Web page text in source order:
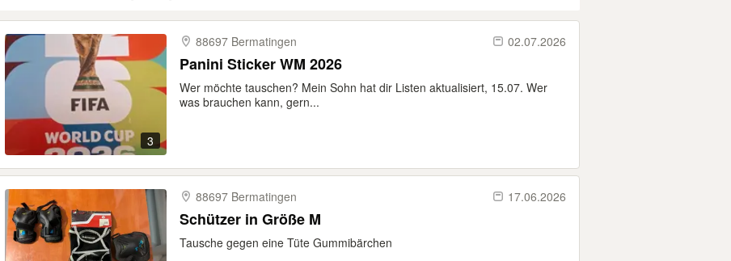
3
88697 Bermatingen 02.07.2026
Panini Sticker WM 2026
Wer möchte tauschen? Mein Sohn hat dir Listen aktualisiert, 15.07. Wer
was brauchen kann, gern...
88697 Bermatingen 17.06.2026
Schützer in Größe M
Tausche gegen eine Tüte Gummibärchen